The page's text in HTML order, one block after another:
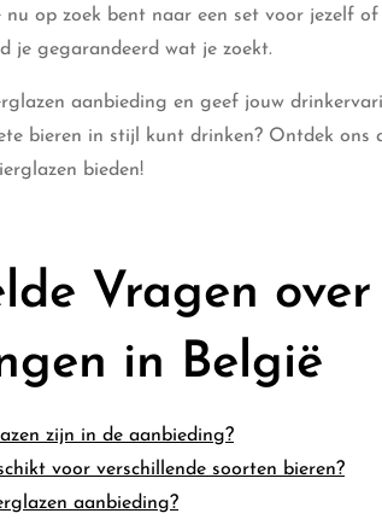
op zoek bent naar een set voor jezelf
je gegarandeerd wat je zoekt.
aanbieding en geef jouw
bieren in stijl kunt drinken? Ontdek ons
bieden!
Vragen
in België
zijn in de aanbieding?
voor verschillende soorten bieren?
aanbieding?